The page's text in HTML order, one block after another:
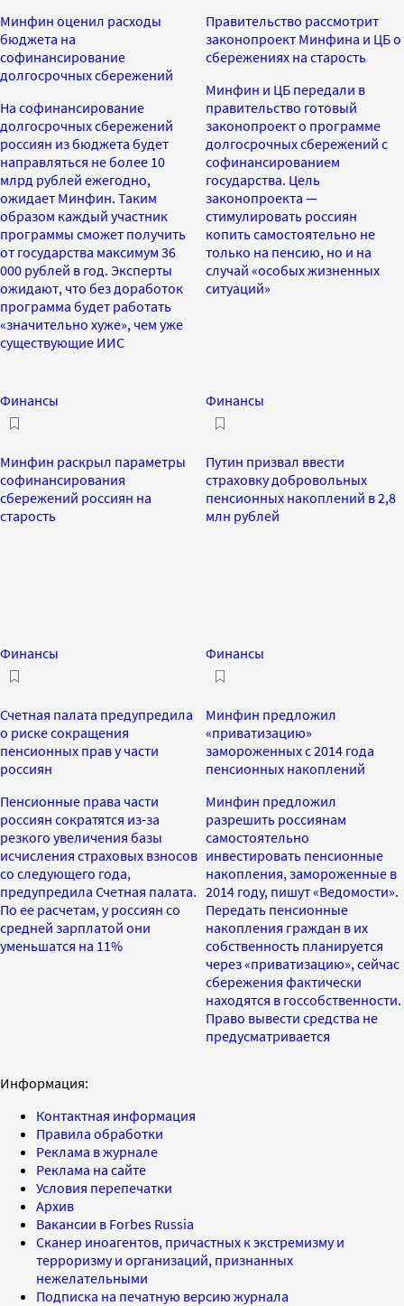
Минфин оценил расходы
бюджета на
софинансирование
долгосрочных сбережений
На софинансирование
долгосрочных сбережений
россиян из бюджета будет
направляться не более 10
млрд рублей ежегодно,
ожидает Минфин. Таким
образом каждый участник
программы сможет получить
от государства максимум 36
000 рублей в год. Эксперты
ожидают, что без доработок
программа будет работать
«значительно хуже», чем уже
существующие ИИС
Правительство рассмотрит
законопроект Минфина и ЦБ о
сбережениях на старость
Минфин и ЦБ передали в
правительство готовый
законопроект о программе
долгосрочных сбережений с
софинансированием
государства. Цель
законопроекта —
стимулировать россиян
копить самостоятельно не
только на пенсию, но и на
случай «особых жизненных
ситуаций»
Финансы
Минфин раскрыл параметры
софинансирования
сбережений россиян на
старость
Финансы
Путин призвал ввести
страховку добровольных
пенсионных накоплений в 2,8
млн рублей
Финансы
Счетная палата предупредила
о риске сокращения
пенсионных прав у части
россиян
Пенсионные права части
россиян сократятся из-за
резкого увеличения базы
исчисления страховых взносов
со следующего года,
предупредила Счетная палата.
По ее расчетам, у россиян со
средней зарплатой они
уменьшатся на 11%
Финансы
Минфин предложил
«приватизацию»
замороженных с 2014 года
пенсионных накоплений
Минфин предложил
разрешить россиянам
самостоятельно
инвестировать пенсионные
накопления, замороженные в
2014 году, пишут «Ведомости».
Передать пенсионные
накопления граждан в их
собственность планируется
через «приватизацию», сейчас
сбережения фактически
находятся в госсобственности.
Право вывести средства не
предусматривается
Информация:
Контактная информация
Правила обработки
Реклама в журнале
Реклама на сайте
Условия перепечатки
Архив
Вакансии в Forbes Russia
Сканер иноагентов, причастных к экстремизму и
терроризму и организаций, признанных
нежелательными
Подписка на печатную версию журнала